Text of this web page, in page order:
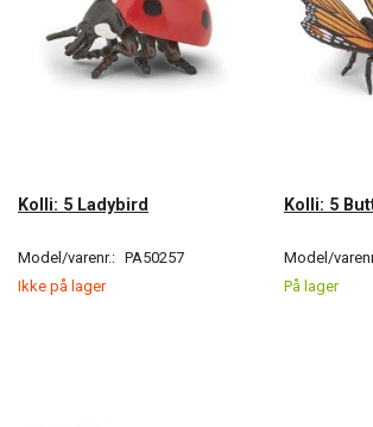
Kolli: 5 Ladybird
Model/varenr.: PA50257
Ikke på lager
Kolli: 5
Model/
På lager